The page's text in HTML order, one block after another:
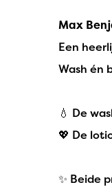
Max
Een
Wash én
💧 De
💖 De
✨ Beide